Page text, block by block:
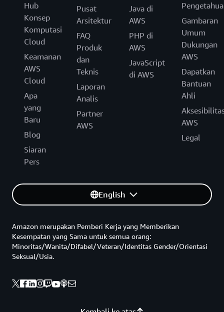
Hub
Konsep
Komputasi
Cloud
Keamanan
AWS
Cloud
Apa
yang
Baru
Blog
Siaran
Pers
Pusat
Arsitektur
FAQ
Produk
dan
Teknis
Laporan
Analis
Partner
AWS
Java di
AWS
PHP di
AWS
JavaScript
di AWS
Gambaran
Umum
Dukungan
AWS
Dapatkan
Bantuan
Ahli
AWS
Legal
English
Amazon merupakan Pemberi Kerja yang Memberikan
Kesempatan yang Sama untuk semua orang:
Minoritas/Wanita/Difabel/Veteran/Identitas Gender/Orientasi
Seksual/Usia.